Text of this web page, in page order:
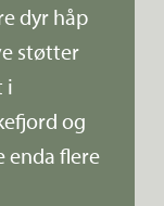
dyr håp
støtter
i
og
enda flere